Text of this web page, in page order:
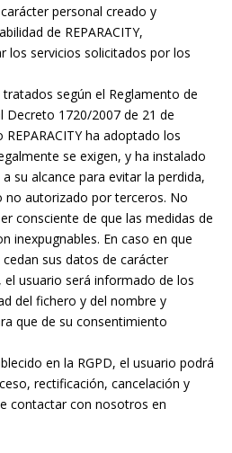
personal creado y
de REPARACITY,
los servicios solicitados por los
según el Reglamento de
Decreto 1720/2007 de 21 de
ha adoptado los
se exigen, y ha instalado
su alcance para evitar la perdida,
no autorizado por terceros. No
consciente de que las medidas de
inexpugnables. En caso en que
sus datos de carácter
usuario será informado de los
del fichero y del nombre y
que de su consentimiento
en la RGPD, el usuario podrá
rectificación, cancelación y
contactar con nosotros en